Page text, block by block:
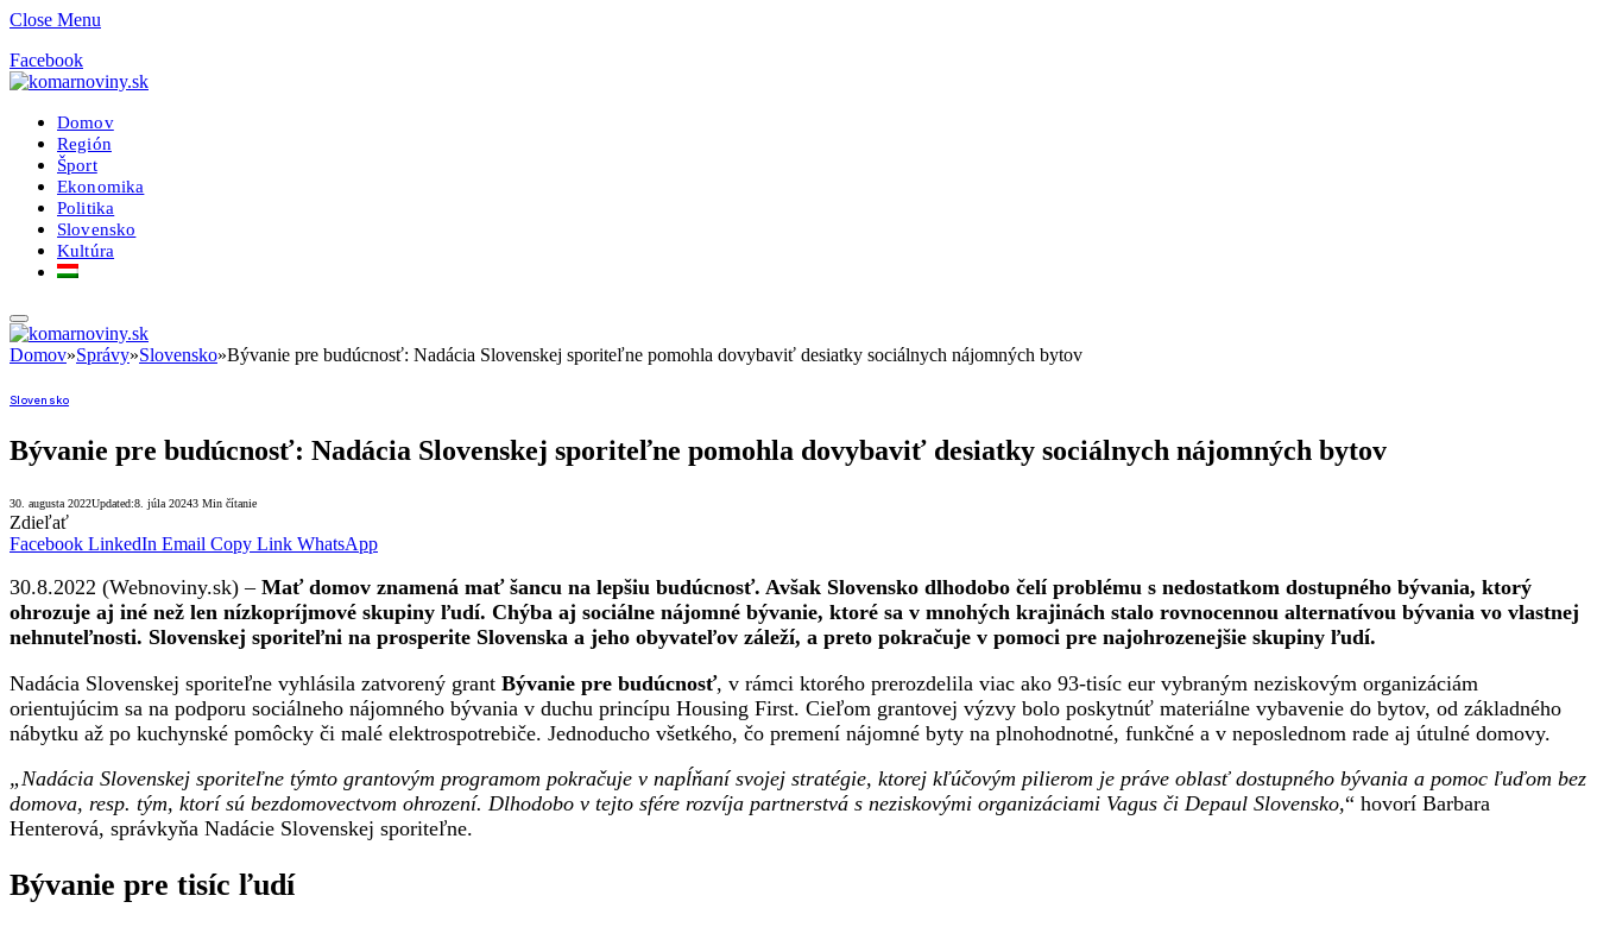
Close Menu
Facebook
Domov
Región
Šport
Ekonomika
Politika
Slovensko
Kultúra
Domov»Správy»Slovensko»Bývanie pre budúcnosť: Nadácia Slovenskej sporiteľne pomohla dovybaviť desiatky sociálnych nájomných bytov
Slovensko
Bývanie pre budúcnosť: Nadácia Slovenskej sporiteľne pomohla dovybaviť desiatky sociálnych nájomných bytov
30. augusta 2022Updated:8. júla 20243 Min čítanie
Zdieľať
Facebook LinkedIn Email Copy Link WhatsApp
30.8.2022 (Webnoviny.sk) – Mať domov znamená mať šancu na lepšiu budúcnosť. Avšak Slovensko dlhodobo čelí problému s nedostatkom dostupného bývania, ktorý
ohrozuje aj iné než len nízkopríjmové skupiny ľudí. Chýba aj sociálne nájomné bývanie, ktoré sa v mnohých krajinách stalo rovnocennou alternatívou bývania vo vlastnej
nehnuteľnosti. Slovenskej sporiteľni na prosperite Slovenska a jeho obyvateľov záleží, a preto pokračuje v pomoci pre najohrozenejšie skupiny ľudí.
Nadácia Slovenskej sporiteľne vyhlásila zatvorený grant Bývanie pre budúcnosť, v rámci ktorého prerozdelila viac ako 93-tisíc eur vybraným neziskovým organizáciám
orientujúcim sa na podporu sociálneho nájomného bývania v duchu princípu Housing First. Cieľom grantovej výzvy bolo poskytnúť materiálne vybavenie do bytov, od základného
nábytku až po kuchynské pomôcky či malé elektrospotrebiče. Jednoducho všetkého, čo premení nájomné byty na plnohodnotné, funkčné a v neposlednom rade aj útulné domovy.
„Nadácia Slovenskej sporiteľne týmto grantovým programom pokračuje v napĺňaní svojej stratégie, ktorej kľúčovým pilierom je práve oblasť dostupného bývania a pomoc ľuďom bez
domova, resp. tým, ktorí sú bezdomovectvom ohrození. Dlhodobo v tejto sfére rozvíja partnerstvá s neziskovými organizáciami Vagus či Depaul Slovensko,“ hovorí Barbara
Henterová, správkyňa Nadácie Slovenskej sporiteľne.
Bývanie pre tisíc ľudí